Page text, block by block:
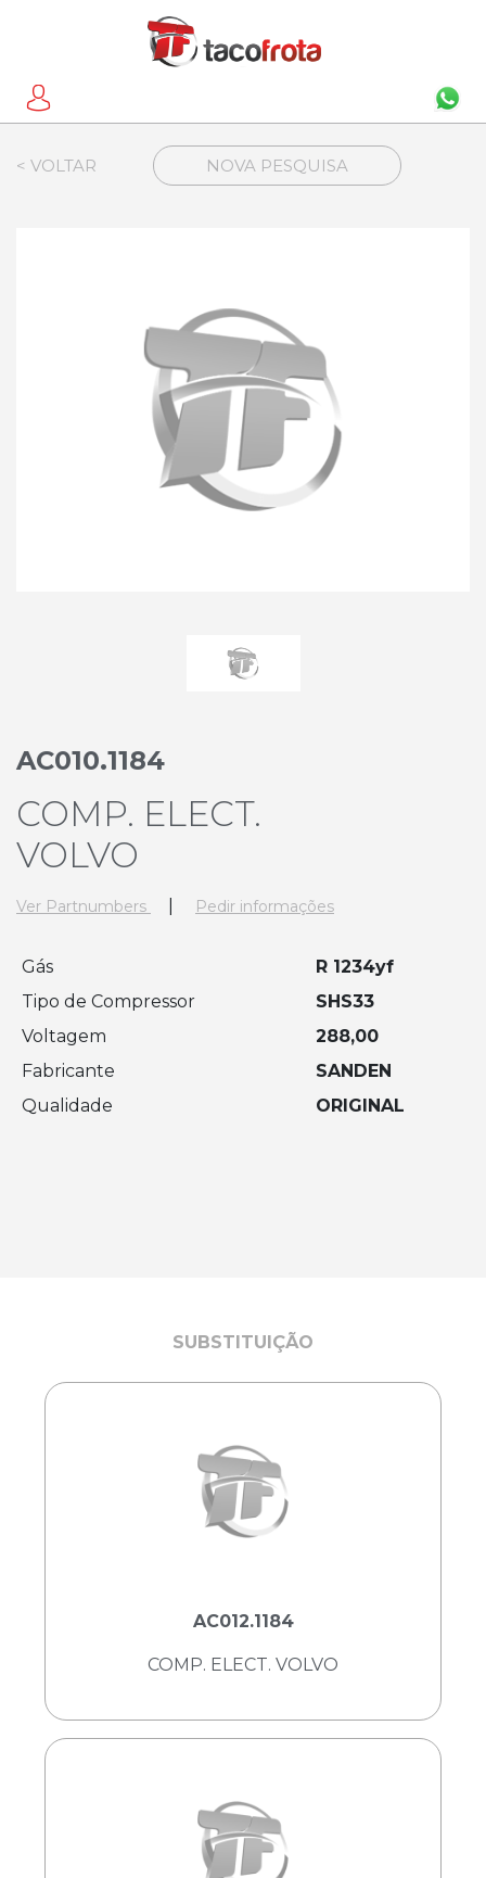
< VOLTAR NOVA PESQUISA
AC010.1184
COMP. ELECT.
VOLVO
Ver Partnumbers Pedir informações
Gás
R 1234yf
Tipo de Compressor
SHS33
Voltagem
288,00
Fabricante
SANDEN
Qualidade
ORIGINAL
SUBSTITUIÇÃO
AC012.1184
COMP. ELECT. VOLVO